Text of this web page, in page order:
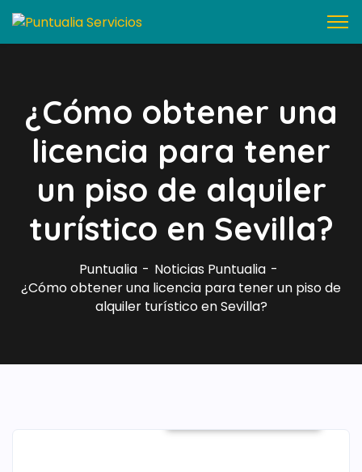
¿Cómo obtener una
licencia para tener
un piso de alquiler
turístico en Sevilla?
Puntualia
Noticias Puntualia
¿Cómo obtener una licencia para tener un piso de
alquiler turístico en Sevilla?